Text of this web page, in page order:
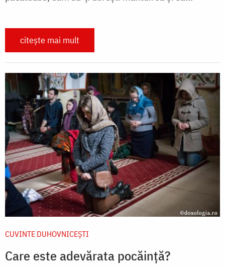
citește mai mult
CUVINTE DUHOVNICEȘTI
Care este adevărata pocăință?